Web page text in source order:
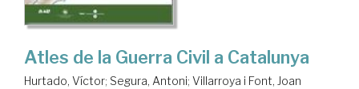
Atles de la Guerra Civil a Catalunya
Hurtado, Víctor; Segura, Antoni; Villarroya i Font, Joan